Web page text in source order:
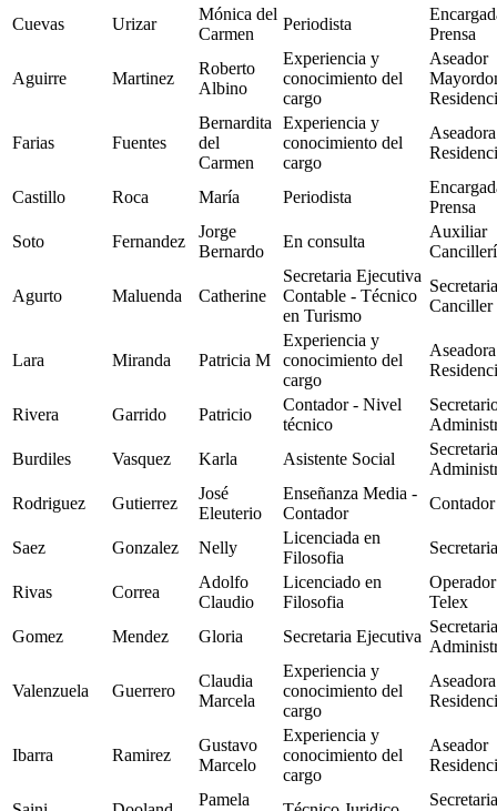
Cuevas Urizar
Mónica del
Carmen
Periodista
Prensa
Aguirre Martinez
Roberto
Albino
Experiencia y
conocimiento del
cargo
Aseador
Farias Fuentes
Bernardita
del
Carmen
Experiencia y
conocimiento del
cargo
Aseadora
Castillo Roca María Periodista
Prensa
Soto
Fernandez
Jorge
Bernardo
En consulta
Auxiliar
Agurto Maluenda Catherine
Secretaria Ejecutiva
Contable - Técnico
en Turismo
Secretaria
Canciller
Lara Miranda Patricia M
Experiencia y
conocimiento del
cargo
Aseadora
Rivera Garrido Patricio
Contador - Nivel
técnico
Burdiles
Vasquez Karla Asistente Social
Secretaria
Rodriguez
Gutierrez
José
Eleuterio
Enseñanza Media -
Contador
Contador
Saez Gonzalez Nelly
Licenciada en
Filosofia
Secretaria
Rivas Correa
Adolfo
Claudio
Licenciado en
Filosofia
Telex
Gomez
Mendez Gloria Secretaria Ejecutiva
Secretaria
Valenzuela Guerrero
Claudia
Marcela
Experiencia y
conocimiento del
cargo
Aseadora
Ibarra Ramirez
Gustavo
Marcelo
Experiencia y
conocimiento del
cargo
Aseador
Pamela
Secretaria